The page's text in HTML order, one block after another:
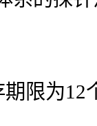
限为12